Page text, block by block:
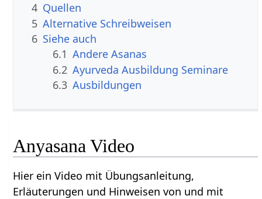
4 Quellen
5 Alternative Schreibweisen
6 Siehe auch
6.1 Andere Asanas
6.2 Ayurveda Ausbildung Seminare
6.3 Ausbildungen
Anyasana Video
Hier ein Video mit Übungsanleitung,
Erläuterungen und Hinweisen von und mit